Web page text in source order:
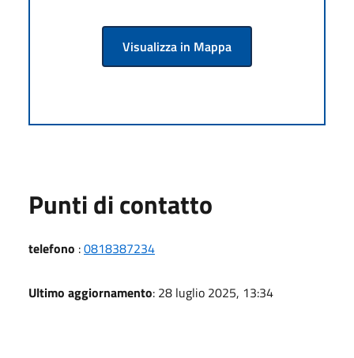
Visualizza in Mappa
Punti di contatto
telefono :0818387234
Ultimo aggiornamento: 28 luglio 2025, 13:34